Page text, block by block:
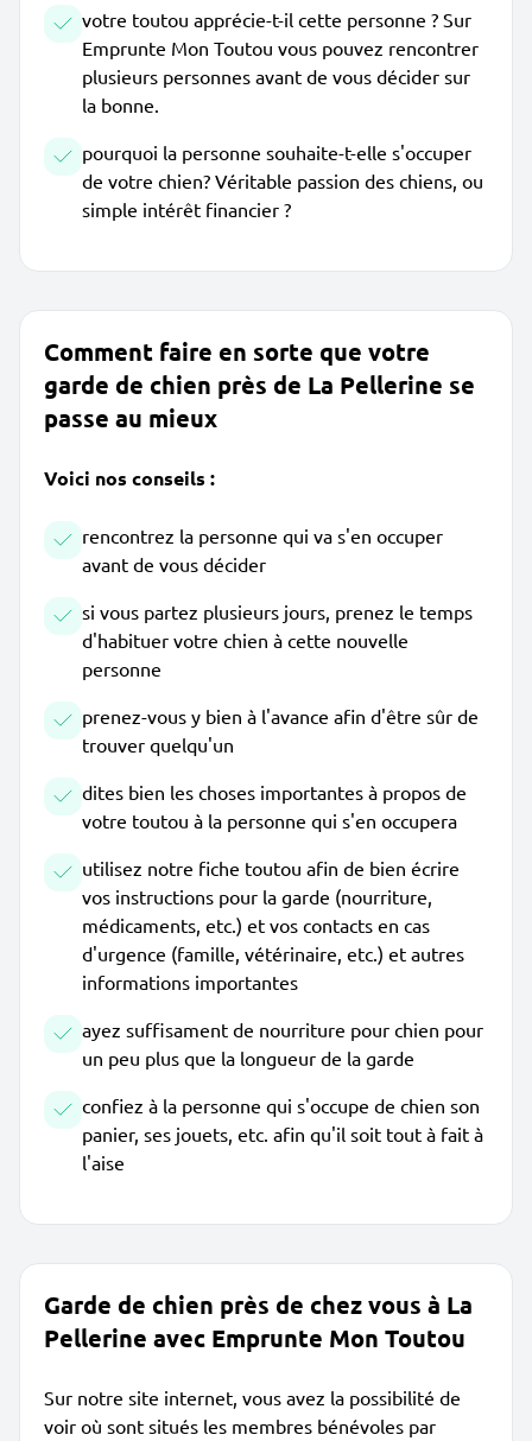
votre toutou apprécie-t-il cette personne ? Sur
Emprunte Mon Toutou vous pouvez rencontrer
plusieurs personnes avant de vous décider sur
la bonne.
pourquoi la personne souhaite-t-elle s'occuper
de votre chien? Véritable passion des chiens, ou
simple intérêt financier ?
Comment faire en sorte que votre
garde de chien près de La Pellerine se
passe au mieux
Voici nos conseils :
rencontrez la personne qui va s'en occuper
avant de vous décider
si vous partez plusieurs jours, prenez le temps
d'habituer votre chien à cette nouvelle
personne
prenez-vous y bien à l'avance afin d'être sûr de
trouver quelqu'un
dites bien les choses importantes à propos de
votre toutou à la personne qui s'en occupera
utilisez notre fiche toutou afin de bien écrire
vos instructions pour la garde (nourriture,
médicaments, etc.) et vos contacts en cas
d'urgence (famille, vétérinaire, etc.) et autres
informations importantes
ayez suffisament de nourriture pour chien pour
un peu plus que la longueur de la garde
confiez à la personne qui s'occupe de chien son
panier, ses jouets, etc. afin qu'il soit tout à fait à
l'aise
Garde de chien près de chez vous à La
Pellerine avec Emprunte Mon Toutou
Sur notre site internet, vous avez la possibilité de
voir où sont situés les membres bénévoles par